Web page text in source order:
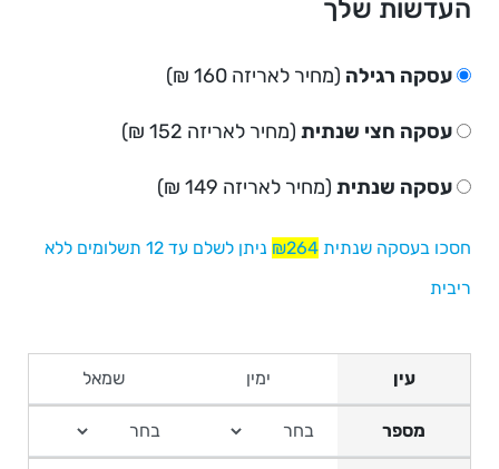
העדשות שלך
עסקה רגילה (מחיר לאריזה 160 ₪)
עסקה חצי שנתית (מחיר לאריזה 152 ₪)
עסקה שנתית (מחיר לאריזה 149 ₪)
חסכו בעסקה שנתית ₪264
ניתן לשלם עד 12 תשלומים ללא
ריבית
עין
מספר